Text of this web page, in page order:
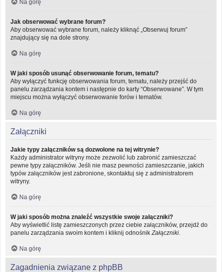
Na górę
Jak obserwować wybrane forum?
Aby obserwować wybrane forum, należy kliknąć „Obserwuj forum”
znajdujący się na dole strony.
Na górę
W jaki sposób usunąć obserwowanie forum, tematu?
Aby wyłączyć funkcję obserwowania forum, tematu, należy przejść do
panelu zarządzania kontem i następnie do karty “Obserwowane”. W tym
miejscu można wyłączyć obserwowanie forów i tematów.
Na górę
Załączniki
Jakie typy załączników są dozwolone na tej witrynie?
Każdy administrator witryny może zezwolić lub zabronić zamieszczać
pewne typy załączników. Jeśli nie masz pewności zamieszczanie, jakich
typów załączników jest zabronione, skontaktuj się z administratorem
witryny.
Na górę
W jaki sposób można znaleźć wszystkie swoje załączniki?
Aby wyświetlić listę zamieszczonych przez ciebie załączników, przejdź do
panelu zarządzania swoim kontem i kliknij odnośnik Załączniki
Na górę
Zagadnienia związane z phpBB